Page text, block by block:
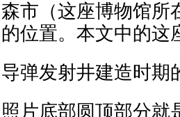
森市（这座博物馆所
的位置。本文中的这
导弹发射井建造时期
照片底部圆顶部分就